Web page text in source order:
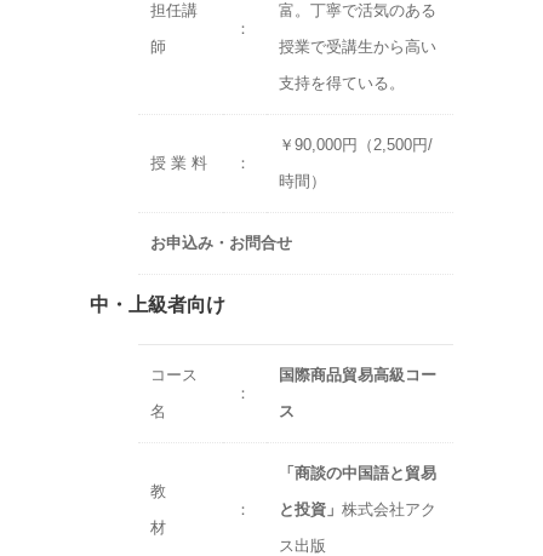
担任講
師
：
富。丁寧で活気のある
授業で受講生から高い
支持を得ている。
授 業 料 ：
￥90,000円（2,500円/
時間）
お申込み・お問合せ
中・上級者向け
コース
名
：
国際商品貿易高級コー
ス
教
材
：
「商談の中国語と貿易
と投資」 株式会社アク
ス出版